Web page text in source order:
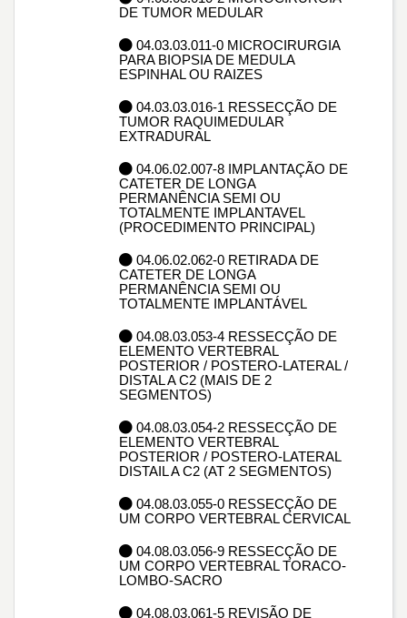
DE TUMOR MEDULAR
04.03.03.011-0 MICROCIRURGIA
PARA BIOPSIA DE MEDULA
ESPINHAL OU RAIZES
04.03.03.016-1 RESSECÇÃO DE
TUMOR RAQUIMEDULAR
EXTRADURAL
04.06.02.007-8 IMPLANTAÇÃO DE
CATETER DE LONGA
PERMANÊNCIA SEMI OU
TOTALMENTE IMPLANTAVEL
(PROCEDIMENTO PRINCIPAL)
04.06.02.062-0 RETIRADA DE
CATETER DE LONGA
PERMANÊNCIA SEMI OU
TOTALMENTE IMPLANTÁVEL
04.08.03.053-4 RESSECÇÃO DE
ELEMENTO VERTEBRAL
POSTERIOR / POSTERO-LATERAL /
DISTAL A C2 (MAIS DE 2
SEGMENTOS)
04.08.03.054-2 RESSECÇÃO DE
ELEMENTO VERTEBRAL
POSTERIOR / POSTERO-LATERAL
DISTAIL A C2 (AT 2 SEGMENTOS)
04.08.03.055-0 RESSECÇÃO DE
UM CORPO VERTEBRAL CERVICAL
04.08.03.056-9 RESSECÇÃO DE
UM CORPO VERTEBRAL TORACO-
LOMBO-SACRO
04.08.03.061-5 REVISÃO DE